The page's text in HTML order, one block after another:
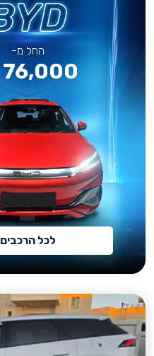
החל מ-
76,000 ₪
לכל הרכבים